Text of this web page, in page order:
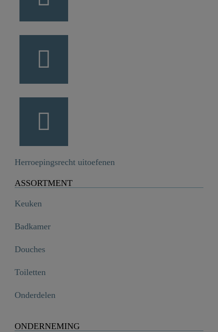
Herroepingsrecht uitoefenen
ASSORTMENT
Keuken
Badkamer
Douches
Toiletten
Onderdelen
ONDERNEMING